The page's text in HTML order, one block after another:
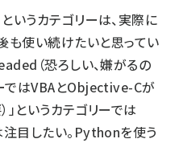
いうカテゴリーは、実際に
も使い続けたいと思ってい
（恐ろしい、嫌がるの
ではVBAとObjective-Cが
」というカテゴリーでは
目したい。Pythonを使う